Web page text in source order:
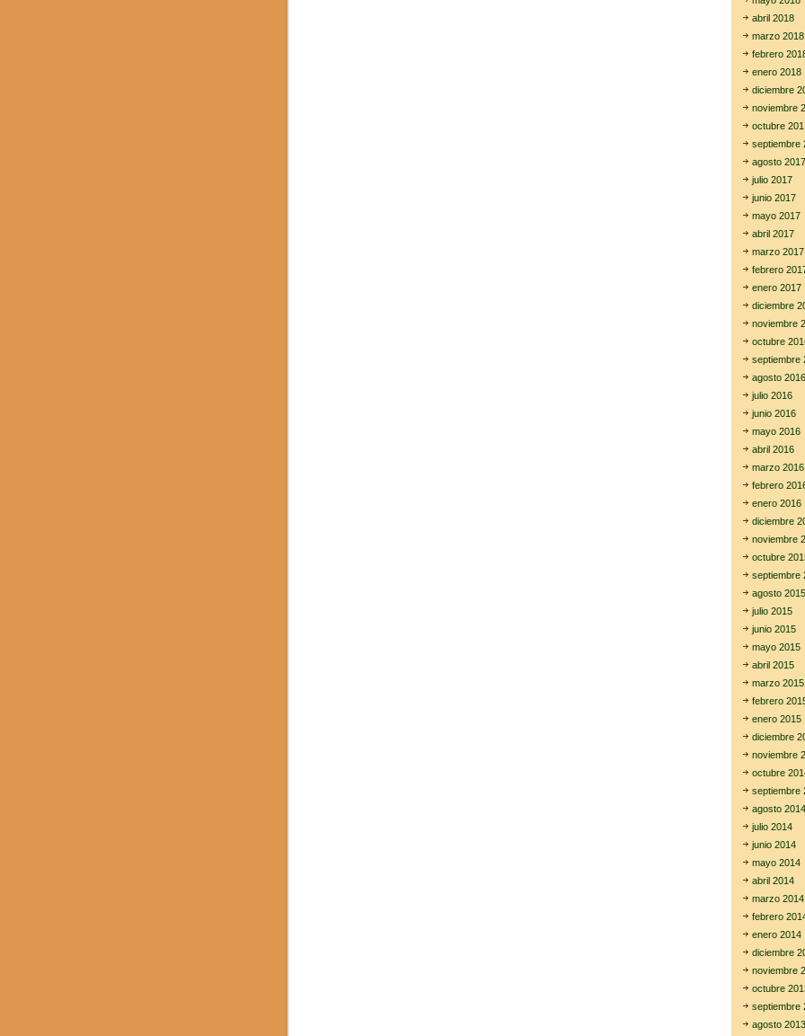
abril 2018
marzo 2018
febrero
enero 2018
diciembre
noviembre
octubre
septiembre
agosto 2017
julio 2017
junio 2017
mayo 2017
abril 2017
marzo 2017
febrero
enero 2017
diciembre
noviembre
octubre
septiembre
agosto 2016
julio 2016
junio 2016
mayo 2016
abril 2016
marzo 2016
febrero
enero 2016
diciembre
noviembre
octubre
septiembre
agosto 2015
julio 2015
junio 2015
mayo 2015
abril 2015
marzo 2015
febrero
enero 2015
diciembre
noviembre
octubre
septiembre
agosto 2014
julio 2014
junio 2014
mayo 2014
abril 2014
marzo 2014
febrero
enero 2014
diciembre
noviembre
octubre
septiembre
agosto 2013